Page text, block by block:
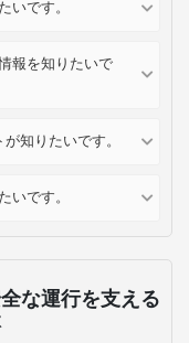
いです。
報を知りたいで
知りたいです。
いです。
な運行を支える